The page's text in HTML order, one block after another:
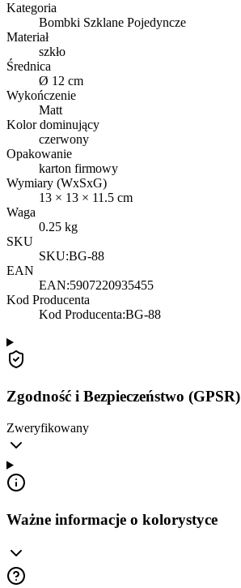
Kategoria
Bombki Szklane Pojedyncze
Materiał
szkło
Średnica
Ø 12 cm
Wykończenie
Matt
Kolor dominujący
czerwony
Opakowanie
karton firmowy
Wymiary (WxSxG)
13 × 13 × 11.5 cm
Waga
0.25 kg
SKU
SKU:BG-88
EAN
EAN:5907220935455
Kod Producenta
Kod Producenta:BG-88
Zgodność i Bezpieczeństwo (GPSR)
Zweryfikowany
Ważne informacje o kolorystyce